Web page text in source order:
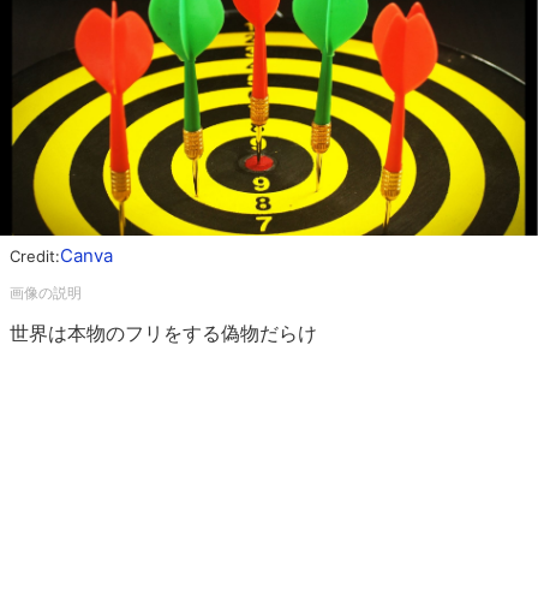
Credit:Canva
世界は本物のフリをする偽物だらけ